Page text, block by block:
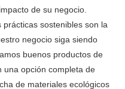
de su negocio.
sostenibles son la
negocio siga siendo
buenos productos de
una opción completa de
de materiales ecológicos
personalizado para
darle un toque artístico a su
caja de zapatos como caja de
personalizada, caja de
suscripción o paquete de
relaciones públicas!
papel kraft de origen después
de fundirlas para formar una
película delgada de solo 0,04
cm. Debido a que está
recubriendo en forma de fusión